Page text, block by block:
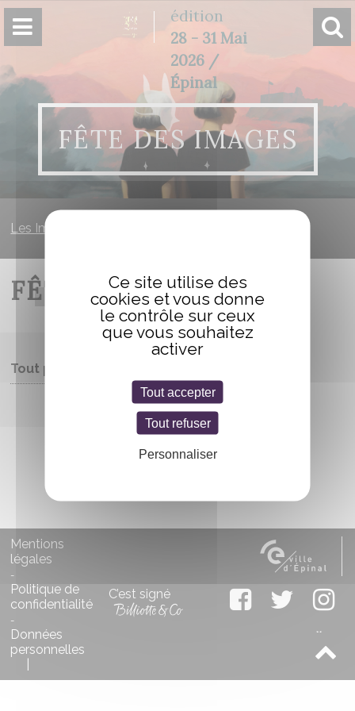
édition
28 - 31 Mai
2026 /
Épinal
FÊTE DES IMAGES
Les Imaginales
FÊTE DES IMAGES
Tout public
Entrée libre
Mentions
légales
-
Politique de
confidentialité
-
Données
personnelles
C’est signé
Panneau de gestion des cookies
Ce site utilise des
cookies et vous donne
le contrôle sur ceux
que vous souhaitez
activer
Tout accepter
Tout refuser
Personnaliser